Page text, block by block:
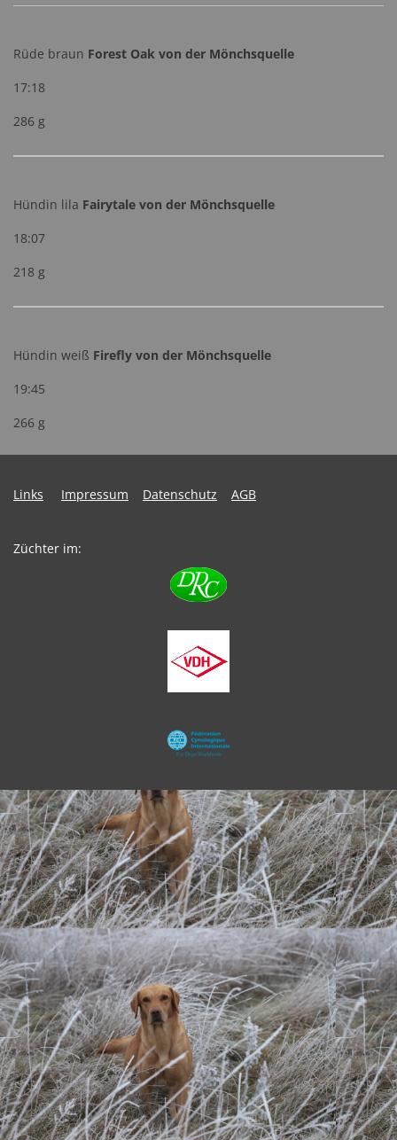
Rüde braun Forest Oak von der Mönchsquelle
17:18
286 g
Hündin lila Fairytale von der Mönchsquelle
18:07
218 g
Hündin weiß Firefly von der Mönchsquelle
19:45
266 g
Links Impressum Datenschutz AGB
Züchter im: